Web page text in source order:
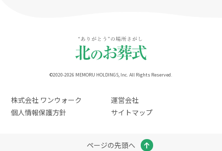
©2020-2026 MEMORU HOLDINGS, Inc. All Rights Reserved.
株式会社 ワンウォーク
運営会社
個人情報保護方針
サイトマップ
ページの先頭へ